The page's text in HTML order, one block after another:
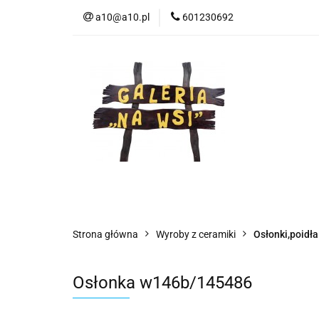
a10@a10.pl 601230692
Strona główna Wyroby z ceramiki Osłonki,poidła
Osłonka w146b/145486